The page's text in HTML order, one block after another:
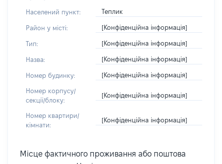
Населений пункт: Теплик
Район у місті: [Конфіденційна інформація]
Тип: [Конфіденційна інформація]
Назва: [Конфіденційна інформація]
Номер будинку: [Конфіденційна інформація]
Номер корпусу/
секції/блоку:
[Конфіденційна інформація]
Номер квартири/
кімнати:
[Конфіденційна інформація]
Місце фактичного проживання або поштова